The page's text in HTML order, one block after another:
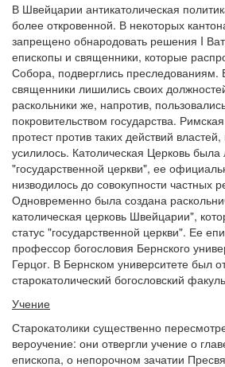
В Швейцарии антикатолическая
более откровенной. В некоторых
запрещено обнародовать решения I
епископы и священники, которые
Собора, подверглись преследованиям.
священники лишились своих
раскольники же, напротив,
покровительством государства.
протест против таких действий
усилилось. Католическая Церковь была
"государственной церкви", ее
низводилось до совокупности частных
Одновременно была создана
католическая церковь Швейцарии",
статус "государственной церкви". Ее
профессор богословия Бернского
Герцог. В Бернском университете был
старокатолический богословский
Учение
Старокатолики существенно
вероучение: они отвергли учение о
епископа, о непорочном зачатии